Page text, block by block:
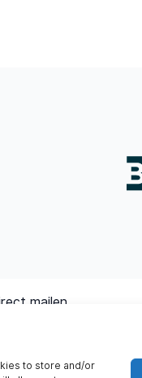
to store and/or
mailen